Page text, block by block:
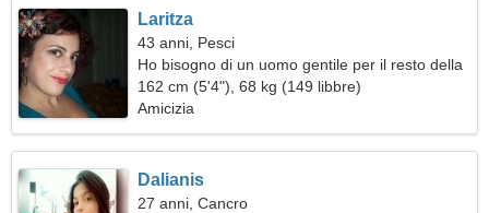
Laritza
43 anni, Pesci
Ho bisogno di un uomo gentile per il resto della
mia vita
162 cm (5'4"), 68 kg (149 libbre)
Amicizia
Dalianis
27 anni, Cancro